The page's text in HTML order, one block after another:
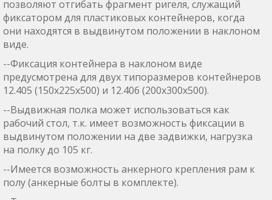
позволяют отгибать фрагмент ригеля, служащий
фиксатором для пластиковых контейнеров, когда
они находятся в выдвинутом положении в наклоном
виде.
--Фиксация контейнера в наклоном виде
предусмотрена для двух типоразмеров контейнеров
12.405 (150х225х500) и 12.406 (200х300х500).
--Выдвижная полка может использоваться как
рабочий стол, т.к. имеет возможность фиксации в
выдвинутом положении на две задвижки, нагрузка
на полку до 105 кг.
--Имеется возможность анкерного крепления рам к
полу (анкерные болты в комплекте).